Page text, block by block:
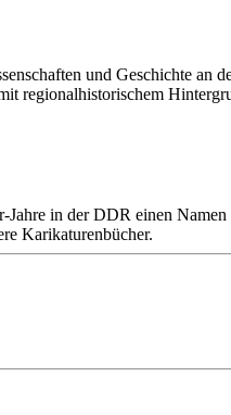
und Geschichte an
regionalhistorischem
in der DDR einen
Karikaturenbücher.